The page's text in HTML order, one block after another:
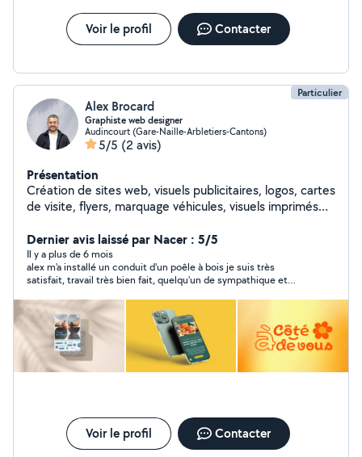
Voir le profil Contacter
Particulier
Alex Brocard
Graphiste web designer
Audincourt (Gare-Naille-Arbletiers-Cantons)
5/5 (2 avis)
Présentation
Création de sites web, visuels publicitaires, logos, cartes
de visite, flyers, marquage véhicules, visuels imprimés
Dernier avis laissé par Nacer : 5/5
Il y a plus de 6 mois
alex m'a installé un conduit d'un poêle à bois je suis très
satisfait, travail très bien fait, quelqu'un de sympathique et
Voir le profil Contacter